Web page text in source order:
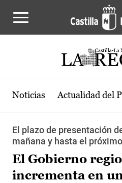
Noticias Actualidad del
El plazo de presentación
mañana y hasta el
El Gobierno
incrementa en